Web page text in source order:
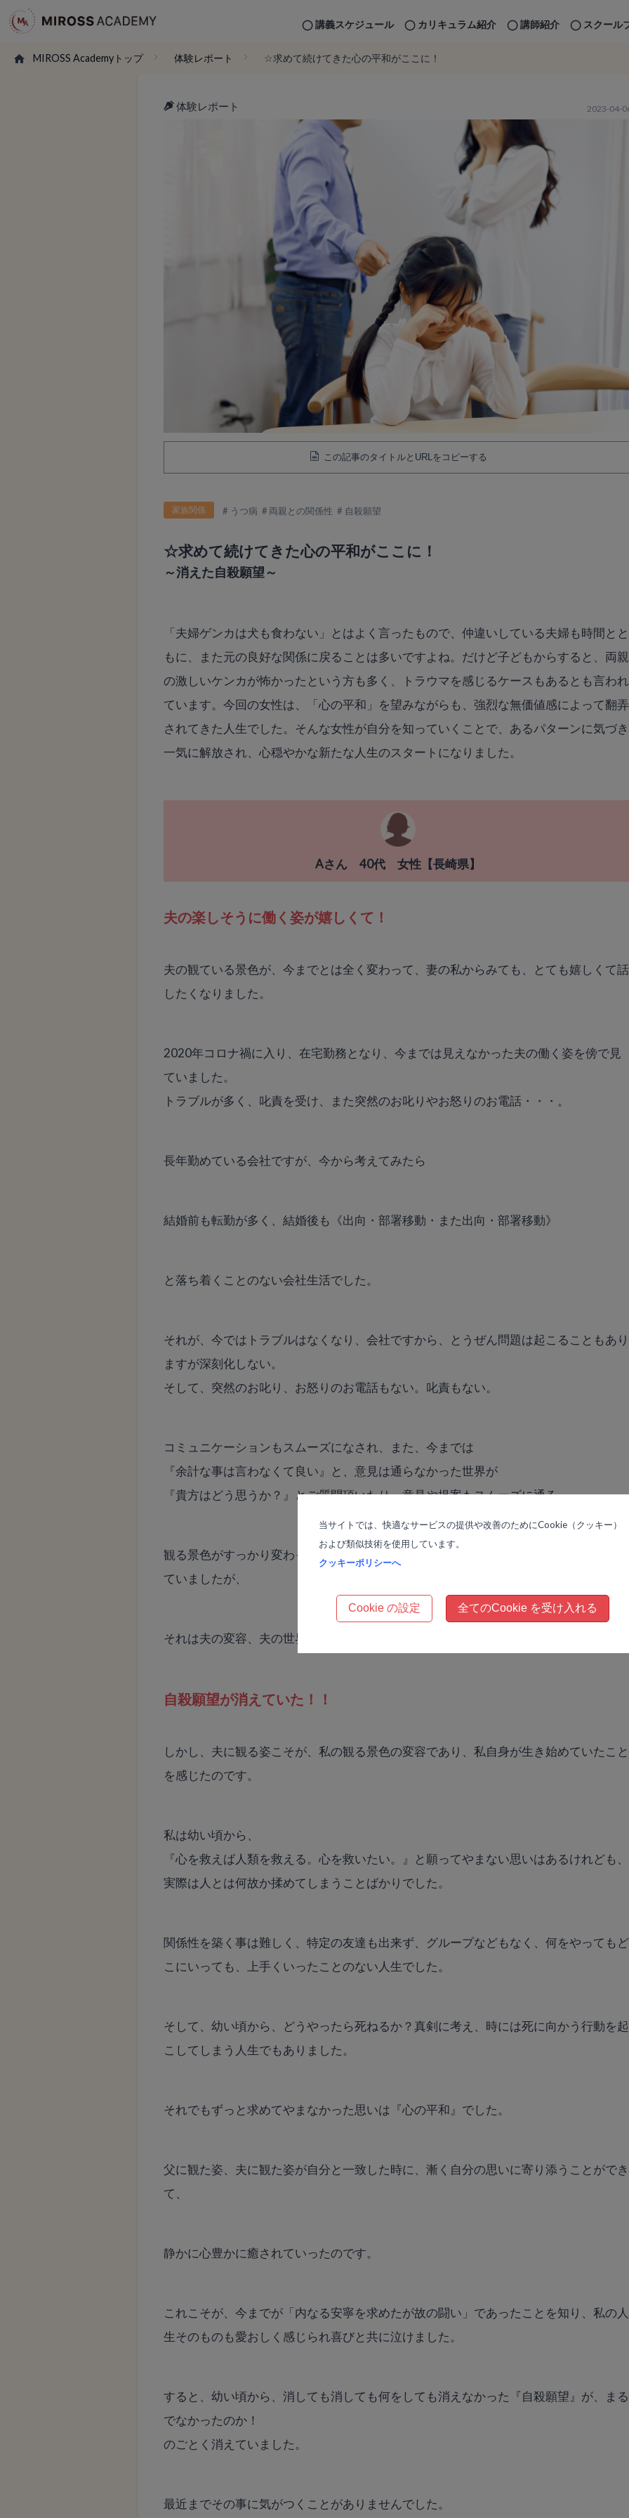
スクール
講師紹介
カリキュラム紹介
講義スケジュール
MIROSS Academyトップ 体験レポート ☆求めて続けてきた心の平和がここに！
2023-04-
体験レポート
この記事のタイトルとURLをコピーする
家族関係 うつ病 両親との関係性 自殺願望
☆求めて続けてきた心の平和がここに！
～消えた自殺願望～
「夫婦ゲンカは犬も食わない」とはよく言ったもので、仲違いしている夫婦も時間とと
もに、また元の良好な関係に戻ることは多いですよね。だけど子どもからすると、両親
の激しいケンカが怖かったという方も多く、トラウマを感じるケースもあるとも言われ
ています。今回の女性は、「心の平和」を望みながらも、強烈な無価値感によって翻弄
されてきた人生でした。そんな女性が自分を知っていくことで、あるパターンに気づき
一気に解放され、心穏やかな新たな人生のスタートになりました。
Aさん 40代 女性【長崎県】
夫の楽しそうに働く姿が嬉しくて！
夫の観ている景色が、今までとは全く変わって、妻の私からみても、とても嬉しくて話
したくなりました。
2020年コロナ禍に入り、在宅勤務となり、今までは見えなかった夫の働く姿を傍で見
ていました。
トラブルが多く、叱責を受け、また突然のお叱りやお怒りのお電話・・・。
長年勤めている会社ですが、今から考えてみたら
結婚前も転勤が多く、結婚後も《出向・部署移動・また出向・部署移動》
と落ち着くことのない会社生活でした。
それが、今ではトラブルはなくなり、会社ですから、とうぜん問題は起こることもあり
ますが深刻化しない。
そして、突然のお叱り、お怒りのお電話もない。叱責もない。
コミュニケーションもスムーズになされ、また、今までは
『余計な事は言わなくて良い』と、意見は通らなかった世界が
『貴方はどう思うか？』とご質問頂いたり、意見や提案もスムーズに通る。
観る景色がすっかり変わった世界を毎日楽しそうに生き始めた夫の姿を嬉しく日々感じ
ていましたが、
それは夫の変容、夫の世界だと感じていました。
自殺願望が消えていた！！
しかし、夫に観る姿こそが、私の観る景色の変容であり、私自身が生き始めていたこと
を感じたのです。
私は幼い頃から、
『心を救えば人類を救える。心を救いたい。』と願ってやまない思いはあるけれども、
実際は人とは何故か揉めてしまうことばかりでした。
関係性を築く事は難しく、特定の友達も出来ず、グループなどもなく、何をやってもど
こにいっても、上手くいったことのない人生でした。
そして、幼い頃から、どうやったら死ねるか？真剣に考え、時には死に向かう行動を起
こしてしまう人生でもありました。
それでもずっと求めてやまなかった思いは『心の平和』でした。
父に観た姿、夫に観た姿が自分と一致した時に、漸く自分の思いに寄り添うことができ
て、
静かに心豊かに癒されていったのです。
これこそが、今までが「内なる安寧を求めたが故の闘い」であったことを知り、私の人
生そのものも愛おしく感じられ喜びと共に泣けました。
すると、幼い頃から、消しても消しても何をしても消えなかった『自殺願望』が、まる
でなかったのか！
のごとく消えていました。
最近までその事に気がつくことがありませんでした。
当サイトでは、快適なサービスの提供や改善のためにCookie（クッキー）
および類似技術を使用しています。
クッキーポリシーへ
Cookie の設定 全てのCookie を受け入れる